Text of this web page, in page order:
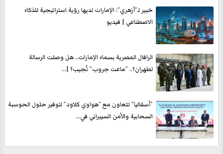
خبير لـ”أزهري”: الإمارات لديها رؤية استراتيجية للذكاء
الاصطناعي | فيديو
الرافال المصرية بسماء الإمارات.. هل وصلت الرسالة
لطهران؟.. ”ماعت جروب” تُجيب؟ |...
”أسفاليا” تتعاون مع ”هواوي كلاود” لتوفير حلول الحوسبة
السحابية والأمن السيبراني في...